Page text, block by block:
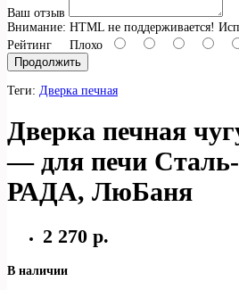
Ваш отзыв
Внимание: HTML не поддерживается!
Рейтинг Плохо
Продолжить
Теги: Дверка печная
Дверка печная
— для печи
РАДА, ЛюБаня
2 270 р.
В наличии